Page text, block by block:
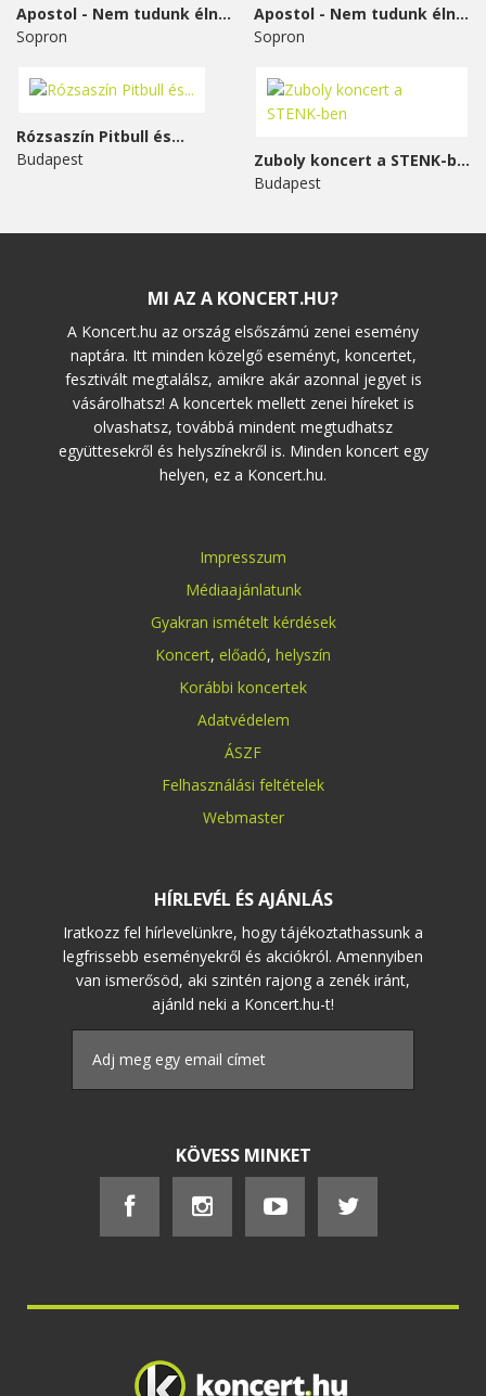
Apostol - Nem tudunk élni...
Sopron
Apostol - Nem tudunk élni...
Sopron
Rózsaszín Pitbull és...
Budapest
Zuboly koncert a STENK-ben
Budapest
MI AZ A KONCERT.HU?
A Koncert.hu az ország elsőszámú zenei esemény
naptára. Itt minden közelgő eseményt, koncertet,
fesztivált megtalálsz, amikre akár azonnal jegyet is
vásárolhatsz! A koncertek mellett zenei híreket is
olvashatsz, továbbá mindent megtudhatsz
együttesekről és helyszínekről is. Minden koncert egy
helyen, ez a Koncert.hu.
Impresszum
Médiaajánlatunk
Gyakran ismételt kérdések
Koncert, előadó, helyszín
Korábbi koncertek
Adatvédelem
ÁSZF
Felhasználási feltételek
Webmaster
HÍRLEVÉL ÉS AJÁNLÁS
Iratkozz fel hírlevelünkre, hogy tájékoztathassunk a
legfrissebb eseményekről és akciókról. Amennyiben
van ismerősöd, aki szintén rajong a zenék iránt,
ajánld neki a Koncert.hu-t!
KÖVESS MINKET